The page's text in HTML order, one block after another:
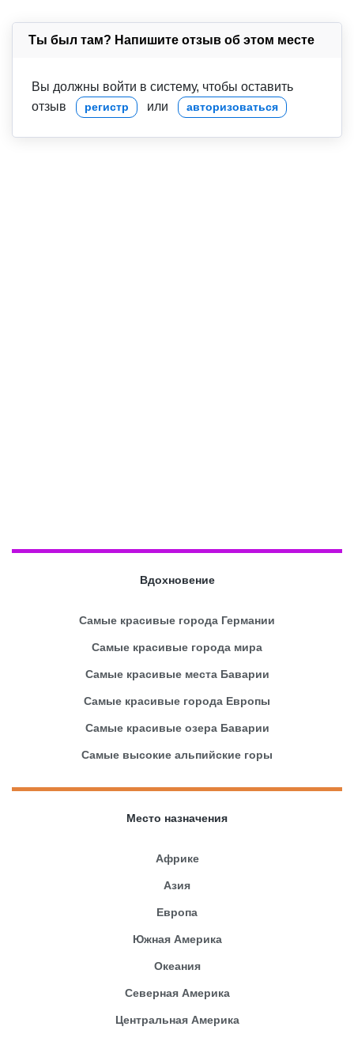
Ты был там? Напишите отзыв об этом месте
Вы должны войти в систему, чтобы оставить
отзыв
регистр или авторизоваться
Вдохновение
Самые красивые города Германии
Самые красивые города мира
Самые красивые места Баварии
Самые красивые города Европы
Самые красивые озера Баварии
Самые высокие альпийские горы
Место назначения
Африке
Азия
Европа
Южная Америка
Океания
Северная Америка
Центральная Америка